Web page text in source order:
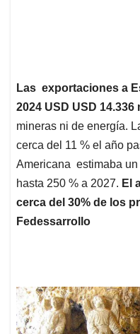
Las exportaciones a
2024 USD USD
mineras ni de energía.
cerca del 11 % el año
Americana estimaba
hasta 250 % a 2027. El
cerca del 30% de los
Fedessarrollo